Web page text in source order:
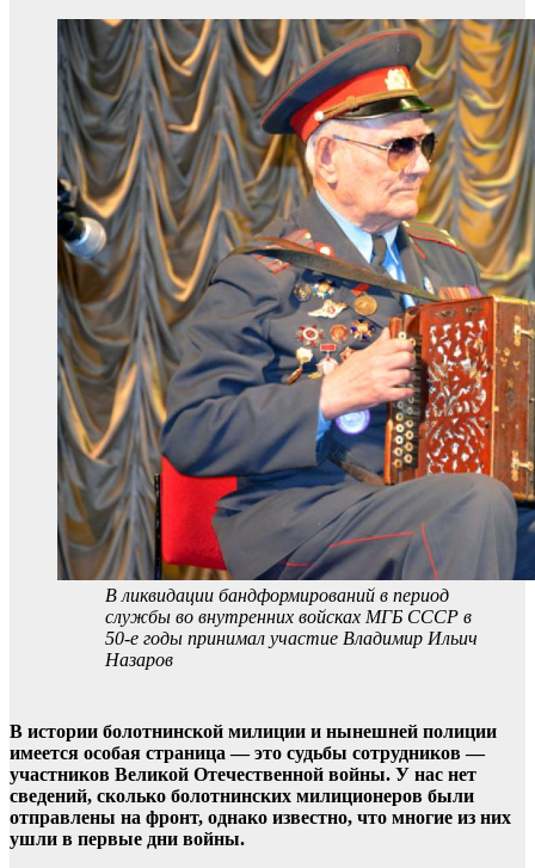
В ликвидации бандформирований в период
службы во внутренних войсках МГБ СССР в
50-е годы принимал участие Владимир Ильич
Назаров
В истории болотнинской милиции и нынешней полиции
имеется особая страница — это судьбы сотрудников —
участников Великой Отечественной войны. У нас нет
сведений, сколько болотнинских милиционеров были
отправлены на фронт, однако известно, что многие из них
ушли в первые дни войны.